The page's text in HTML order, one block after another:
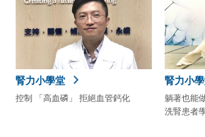
腎力小學堂
控制 「高血磷」 拒絕血管鈣化
腎力小
躺著也能
洗腎患者